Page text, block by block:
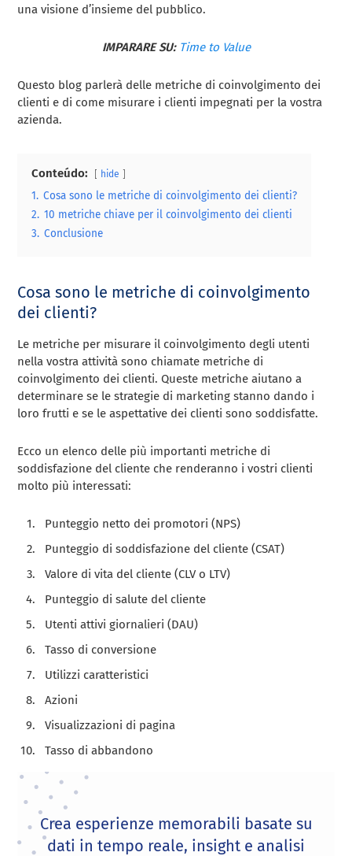
una visione d’insieme del pubblico.
IMPARARE SU: Time to Value
Questo blog parlerà delle metriche di coinvolgimento dei
clienti e di come misurare i clienti impegnati per la vostra
azienda.
Conteúdo: hide
1. Cosa sono le metriche di coinvolgimento dei clienti?
2. 10 metriche chiave per il coinvolgimento dei clienti
3. Conclusione
Cosa sono le metriche di coinvolgimento
dei clienti?
Le metriche per misurare il coinvolgimento degli utenti
nella vostra attività sono chiamate metriche di
coinvolgimento dei clienti. Queste metriche aiutano a
determinare se le strategie di marketing stanno dando i
loro frutti e se le aspettative dei clienti sono soddisfatte.
Ecco un elenco delle più importanti metriche di
soddisfazione del cliente che renderanno i vostri clienti
molto più interessati:
Punteggio netto dei promotori (NPS)
Punteggio di soddisfazione del cliente (CSAT)
Valore di vita del cliente (CLV o LTV)
Punteggio di salute del cliente
Utenti attivi giornalieri (DAU)
Tasso di conversione
Utilizzi caratteristici
Azioni
Visualizzazioni di pagina
Tasso di abbandono
Crea esperienze memorabili basate su
dati in tempo reale, insight e analisi